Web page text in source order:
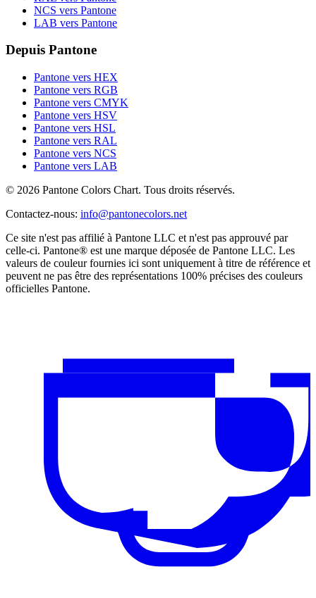
NCS vers Pantone
LAB vers Pantone
Depuis Pantone
Pantone vers HEX
Pantone vers RGB
Pantone vers CMYK
Pantone vers HSV
Pantone vers HSL
Pantone vers RAL
Pantone vers NCS
Pantone vers LAB
© 2026 Pantone Colors Chart. Tous droits réservés.
Contactez-nous: info@pantonecolors.net
Ce site n'est pas affilié à Pantone LLC et n'est pas approuvé par
celle-ci. Pantone® est une marque déposée de Pantone LLC. Les
valeurs de couleur fournies ici sont uniquement à titre de référence et
peuvent ne pas être des représentations 100% précises des couleurs
officielles Pantone.